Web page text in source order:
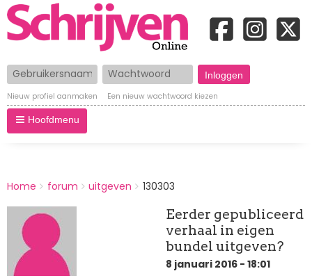
Gebruikersnaam Wachtwoord
Nieuw profiel aanmaken Een nieuw wachtwoord kiezen
Hoofdmenu
BREADCRUMBS
You
here:
Home forum uitgeven 130303
Eerder gepubliceerd
verhaal in eigen
bundel uitgeven?
8 januari 2016 - 18:01